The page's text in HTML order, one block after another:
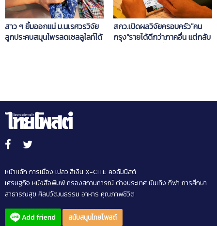
สาว ๆ ยิ้มออกแน่ ม.นเรศวรวิจัย
ลูกประคบสมุนไพรลดเซลลูไลท์ได้
สกว.เปิดผลวิจัยครอบครัว"คน
กรุง"รายได้ดีกว่าภาคอื่น แต่กลับ
หน้าหลัก การเมือง เปลว สีเงิน X-CITE คอลัมนิสต์
เศรษฐกิจ หนังสือพิมพ์กรองสถานการณ์ต่างประเทศบันเทิง กีฬา การศึกษา
สาธารณสุข ศิลปวัฒนธรรม อาหาร คุณภาพชีวิต
สนับสนุนไทยโพสต์